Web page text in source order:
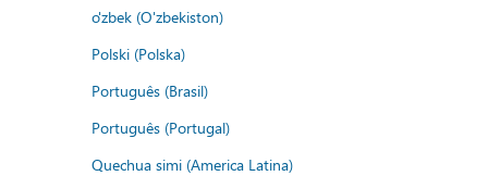
o'zbek (O'zbekiston)
Polski (Polska)
Português (Brasil)
Português (Portugal)
Quechua simi (America Latina)